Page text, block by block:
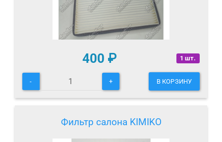
1 шт.
400 ₽
- + В КОРЗИНУ
Фильтр салона KIMIKO